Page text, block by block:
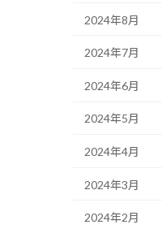
2024年8月
2024年7月
2024年6月
2024年5月
2024年4月
2024年3月
2024年2月